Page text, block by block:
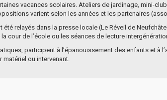
vacances scolaires. Ateliers de jardinage, mini-
varient selon les années et les partenaires
relayés dans la presse locale (Le Réveil de
cour de l’école ou les séances de lecture
participent à l’épanouissement des enfants et
ou intervenant.